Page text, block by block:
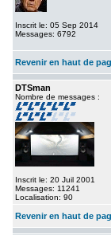
Inscrit le: 05 Sep 2014
Messages: 6792
Revenir en haut de
DTSman
Nombre de messages :
Inscrit le: 20 Juil 2001
Messages: 11241
Localisation: 90
Revenir en haut de